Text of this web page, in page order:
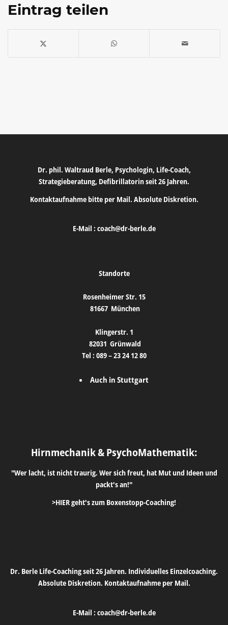
Eintrag teilen
Dr. phil. Waltraud Berle, Psychologin, Life-Coach,
Strategieberatung, Defibrillatorin seit 26 Jahren.
Kontaktaufnahme bitte per Mail. Absolute Diskretion.
E-Mail : coach@dr-berle.de
Standorte
Rosenheimer Str. 15
81667 München
Klingerstr. 1
82031 Grünwald
Tel : 089 – 23 24 12 80
Auch in Stuttgart
Hirnmechanik & PsychoMathematik:
"Wer lacht, ist nicht traurig. Wer sich freut, hat Mut und Ideen und
packt's an!"
>HIER geht's zum Boxenstopp-Coaching!
Dr. Berle Life-Coaching seit 26 Jahren. Individuelles Einzelcoaching.
Absolute Diskretion. Kontaktaufnahme per Mail.
E-Mail : coach@dr-berle.de